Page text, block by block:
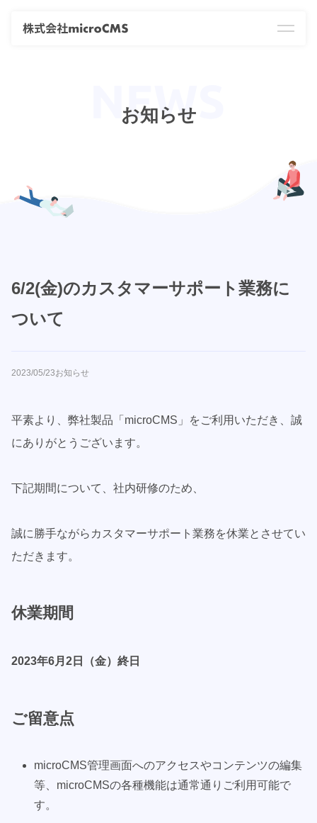
お知らせ
6/2(金)のカスタマーサポート業務に
ついて
2023/05/23お知らせ
平素より、弊社製品「microCMS」をご利用いただき、誠
にありがとうございます。
下記期間について、社内研修のため、
誠に勝手ながらカスタマーサポート業務を休業とさせてい
ただきます。
休業期間
2023年6月2日（金）終日
ご留意点
microCMS管理画面へのアクセスやコンテンツの編集
等、microCMSの各種機能は通常通りご利用可能で
す。